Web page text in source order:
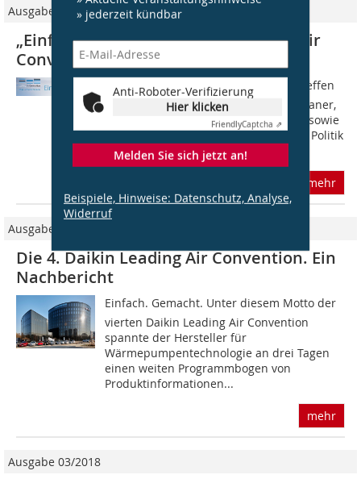
» jederzeit kündbar
Anti-Roboter-Verifizierung
Hier klicken
FriendlyCaptcha ⇗
Melden Sie sich jetzt an!
Beispiele, Hinweise: Datenschutz, Analyse,
Widerruf
Ausgabe 03/2017
„Einfach.Machen.“ − Daikin Leading Air
Convention 2017 www.daikin.de
Unter dem Motto Einfach. Machen. treffen
sich vom 5. bis 7. April 2017 wieder Planer,
Anlagenbauer, Architekten, Betreiber sowie
Vertreter von Verbänden und aus der Politik
im Berliner Hotel...
mehr
Ausgabe 06/2018
Die 4. Daikin Leading Air Convention. Ein
Nachbericht
Einfach. Gemacht. Unter diesem Motto der
vierten Daikin Leading Air Convention
spannte der Hersteller für
Wärmepumpentechnologie an drei Tagen
einen weiten Programmbogen von
Produktinformationen...
mehr
Ausgabe 03/2018